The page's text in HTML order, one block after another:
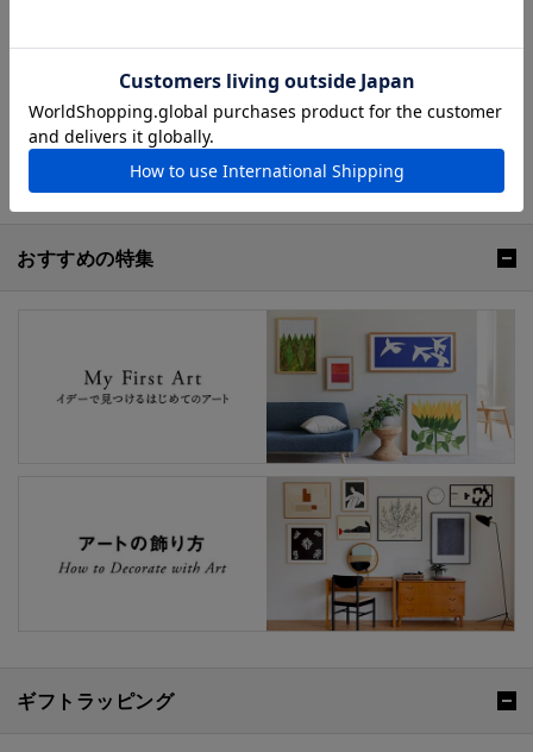
DEE'S HALLなどで定期的に個展を開催
し、海外のギャラリーでも展示会を行
う。
山口一郎の特集ページはこちら ≫
おすすめの特集
ギフトラッピング